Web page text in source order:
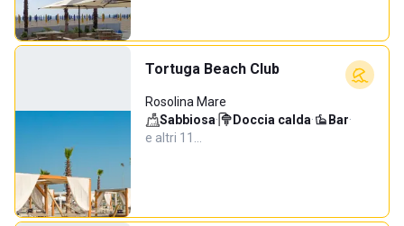
Tortuga Beach Club
Rosolina Mare
Sabbiosa· Doccia calda· Bar·
e altri 11…